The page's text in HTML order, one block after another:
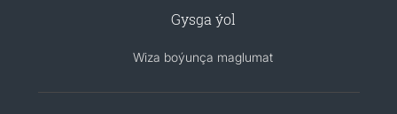
Gysga ýol
Wiza boýunça maglumat